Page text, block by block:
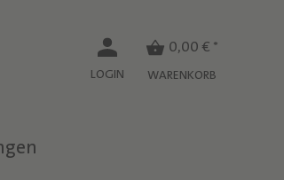
LOGIN
0,00 € *
WARENKORB